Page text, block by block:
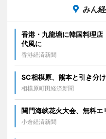
みん
香港・九龍塘に韓国料理
代風に
香港経済新聞
SC相模原、熊本と引き分
相模原町田経済新聞
関門海峡花火大会、無料
小倉経済新聞